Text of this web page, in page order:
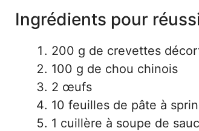
Ingrédients pour
200 g de crevettes
100 g de chou chinois
2 œufs
10 feuilles de pâte à
1 cuillère à soupe de